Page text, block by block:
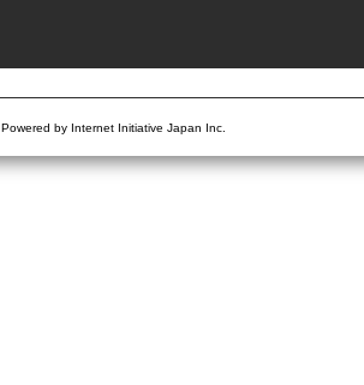
Powered by Internet Initiative Japan Inc.